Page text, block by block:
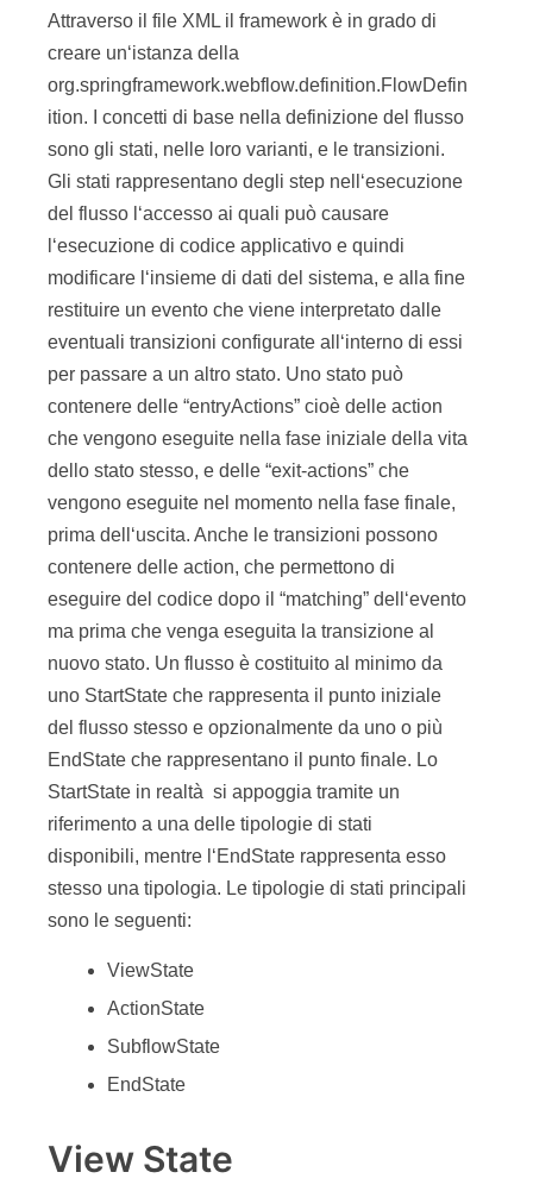
Attraverso il file XML il framework è in grado di
creare un‘istanza della
org.springframework.webflow.definition.FlowDefin
ition. I concetti di base nella definizione del flusso
sono gli stati, nelle loro varianti, e le transizioni.
Gli stati rappresentano degli step nell‘esecuzione
del flusso l‘accesso ai quali può causare
l‘esecuzione di codice applicativo e quindi
modificare l‘insieme di dati del sistema, e alla fine
restituire un evento che viene interpretato dalle
eventuali transizioni configurate all‘interno di essi
per passare a un altro stato. Uno stato può
contenere delle “entryActions” cioè delle action
che vengono eseguite nella fase iniziale della vita
dello stato stesso, e delle “exit-actions” che
vengono eseguite nel momento nella fase finale,
prima dell‘uscita. Anche le transizioni possono
contenere delle action, che permettono di
eseguire del codice dopo il “matching” dell‘evento
ma prima che venga eseguita la transizione al
nuovo stato. Un flusso è costituito al minimo da
uno StartState che rappresenta il punto iniziale
del flusso stesso e opzionalmente da uno o più
EndState che rappresentano il punto finale. Lo
StartState in realtà si appoggia tramite un
riferimento a una delle tipologie di stati
disponibili, mentre l‘EndState rappresenta esso
stesso una tipologia. Le tipologie di stati principali
sono le seguenti:
ViewState
ActionState
SubflowState
EndState
View State